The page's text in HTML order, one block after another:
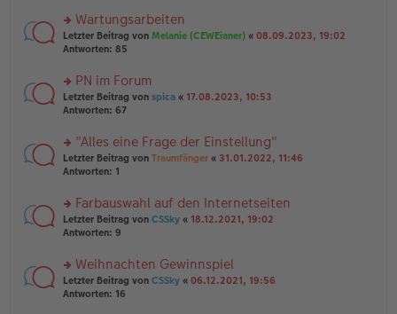
tr
a
g
e
n
er
tr
a
g
n
g
el
e
n
er
tr
a
g
rs
te
n
g
el
e
n
er
tr
a
g
Wartungsarbeiten
Letzter Beitrag von Melanie (CEWEianer) « 08.09.2023, 19:02
Antworten: 85
rs
te
n
g
el
e
n
er
tr
a
g
PN im Forum
Letzter Beitrag von spica « 17.08.2023, 10:53
Antworten: 67
rs
te
n
g
el
e
n
er
"Alles eine Frage der Einstellung"
Letzter Beitrag von Traumfänger « 31.01.2022, 11:46
Antworten: 1
rs
te
n
g
el
Farbauswahl auf den Internetseiten
Letzter Beitrag von CSSky « 18.12.2021, 19:02
Antworten: 9
rs
te
Weihnachten Gewinnspiel
Letzter Beitrag von CSSky « 06.12.2021, 19:56
Antworten: 16